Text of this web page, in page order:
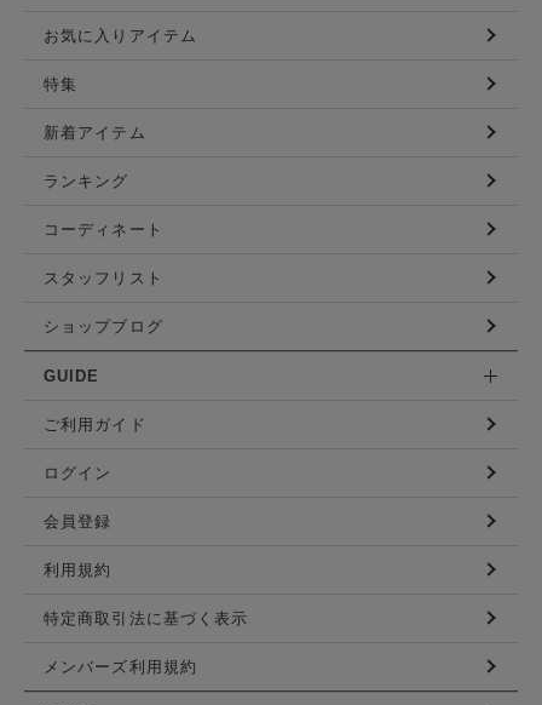
お気に入りアイテム
特集
新着アイテム
ランキング
コーディネート
スタッフリスト
ショップブログ
GUIDE
ご利用ガイド
ログイン
会員登録
利用規約
特定商取引法に基づく表示
メンバーズ利用規約